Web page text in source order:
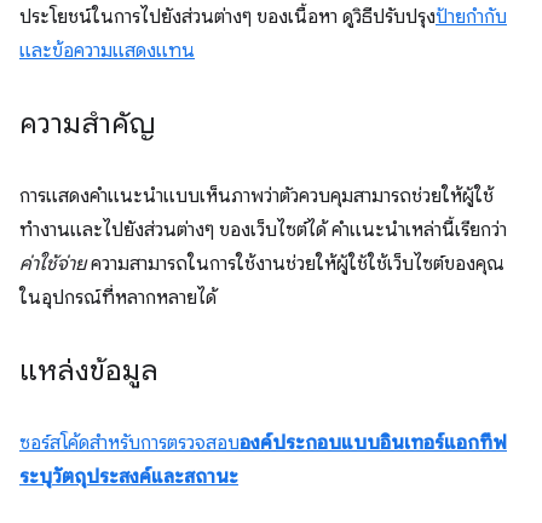
ประโยชน์ในการไปยังส่วนต่างๆ ของเนื้อหา ดูวิธีปรับปรุงป้ายกำกับ
และข้อความแสดงแทน
ความสำคัญ
การแสดงคำแนะนำแบบเห็นภาพว่าตัวควบคุมสามารถช่วยให้ผู้ใช้
ทำงานและไปยังส่วนต่างๆ ของเว็บไซต์ได้ คำแนะนำเหล่านี้เรียกว่า
ค่าใช้จ่ายความสามารถในการใช้งานช่วยให้ผู้ใช้ใช้เว็บไซต์ของคุณ
ในอุปกรณ์ที่หลากหลายได้
แหล่งข้อมูล
ซอร์สโค้ดสำหรับการตรวจสอบองค์ประกอบแบบอินเทอร์แอกทีฟ
ระบุวัตถุประสงค์และสถานะ